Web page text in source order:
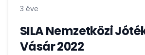
3 éve
SILA Nemzetközi
Vásár 2022